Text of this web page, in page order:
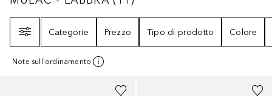
Categorie
Prezzo Tipo di prodotto Colore
Note sull'ordinamento
+15